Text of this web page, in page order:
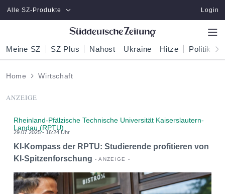
Zum Hauptinhalt springen
Alle SZ-Produkte Login
Meine SZ SZ Plus Nahost Ukraine Hitze Politik
Home Wirtschaft
ANZEIGE
Rheinland-Pfälzische Technische Universität Kaiserslautern-
Landau (RPTU)
29.07.2025 - 16:24 Uhr
KI-Kompass der RPTU: Studierende profitieren von
KI-Spitzenforschung